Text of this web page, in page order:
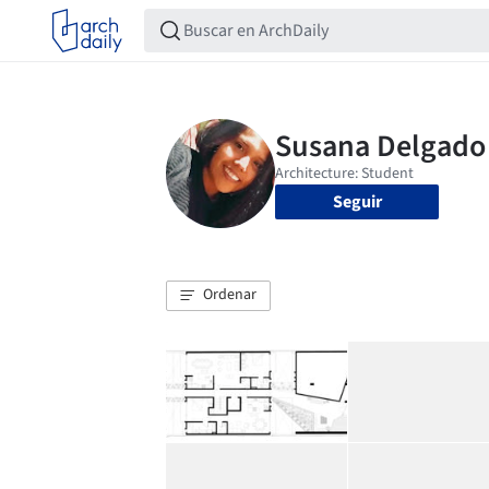
Seguir
Ordenar